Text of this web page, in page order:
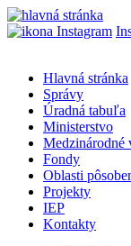
Hlavná stránka
Správy
Úradná tabuľa
Ministerstvo
Medzinárodné
Fondy
Oblasti
Projekty
IEP
Kontakty